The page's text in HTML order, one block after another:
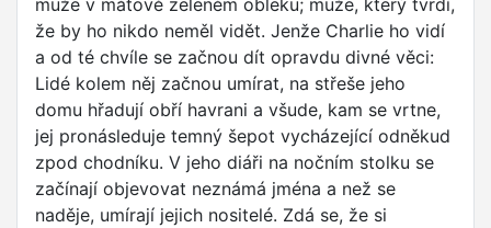
muže v mátově zeleném obleku; muže, který tvrdí,
že by ho nikdo neměl vidět. Jenže Charlie ho vidí
a od té chvíle se začnou dít opravdu divné věci:
Lidé kolem něj začnou umírat, na střeše jeho
domu hřadují obří havrani a všude, kam se vrtne,
jej pronásleduje temný šepot vycházející odněkud
zpod chodníku. V jeho diáři na nočním stolku se
začínají objevovat neznámá jména a než se
naděje, umírají jejich nositelé. Zdá se, že si